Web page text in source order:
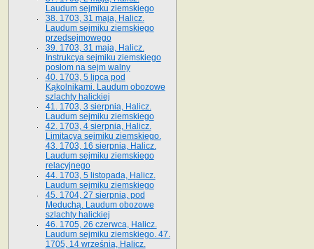
Laudum sejmiku ziemskiego
38. 1703, 31 maja, Halicz.
Laudum sejmiku ziemskiego
przedsejmowego
39. 1703, 31 maja, Halicz.
Instrukcya sejmiku ziemskiego
posłom na sejm walny
40. 1703, 5 lipca pod
Kąkolnikami. Laudum obozowe
szlachty halickiej
41­. 1703, 3 sierpnia, Halicz.
Laudum sejmiku ziemskiego
42. 1703, 4 sierpnia, Halicz.
Limitacya sejmiku ziemskiego.
43. 1703, 16 sierpnia, Halicz.
Laudum sejmiku ziemskiego
relacyjnego
44. 1703, 5 listopada, Halicz.
Laudum sejmiku ziemskiego
45. 1704, 27 sierpnia, pod
Meduchą. Laudum obozowe
szlachty halickiej
46. 1705, 26 czerwca, Halicz.
Laudum sejmiku ziemskiego. 47.
1705, 14 września, Halicz.